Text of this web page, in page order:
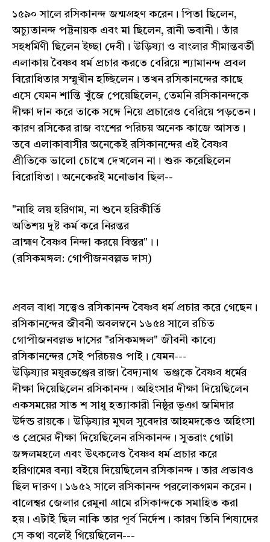
১৫৯০ সালে রসিকানন্দ জন্মগ্রহণ করেন। পিতা ছিলেন,
অচ্যুতানন্দ পট্টনায়ক এবং মা ছিলেন, রানী ভবানী। তাঁর
সহধর্মিণী ছিলেন ইচ্ছা দেবী। উড়িষ্যা ও বাংলার সীমান্তবর্তী
এলাকায় বৈষ্ণব ধর্ম প্রচার করতে বেরিয়ে শ্যামানন্দ প্রবল
বিরোধিতার সম্মুখীন হচ্ছিলেন। তখন রসিকানন্দের কাছে
এসে যেমন শান্তি খুঁজে পেয়েছিলেন, তেমনি রসিকানন্দকে
দীক্ষা দান করে তাকে সঙ্গে নিয়ে প্রচারেও বেরিয়ে পড়তেন।
কারণ রসিকের রাজ বংশের পরিচয় অনেক কাজে আসত।
তবে এলাকাবাসীর অনেকেই রসিকানন্দের এই বৈষ্ণব
প্রীতিকে ভালো চোখে দেখলেন না। শুরু করেছিলেন
বিরোধিতা। অনেকেরই মনোভাব ছিল--
"নাহি লয় হরিণাম, না শুনে হরিকীর্তি
অতিশয় দুষ্ট কর্ম করে নিরন্তর
ব্রাহ্মণ বৈষ্ণব নিন্দা করয়ে বিস্তর"।।
(রসিকমঙ্গল: গোপীজনবল্লভ দাস)
প্রবল বাধা সত্ত্বেও রসিকানন্দ বৈষ্ণব ধর্ম প্রচার করে গেছেন।
রসিকানন্দের জীবনী অবলম্বনে ১৬৫৪ সালে রচিত
গোপীজনবল্লভ দাসের "রসিকমঙ্গল" জীবনী কাব্যে
রসিকানন্দের সেই পরিচয়ও পাই। যেমন---
উড়িষ্যার ময়ূরভঞ্জের রাজা বৈদ্যনাথ ভঞ্জকে বৈষ্ণব ধর্মের
দীক্ষা দিয়েছিলেন রসিকানন্দ। অহিংসার দীক্ষা দিয়েছিলেন
একসময়ের সাত শ সাধু হত্যাকারী নিষ্ঠুর ভূঞা জমিদার
উর্দন্ড রায়কে। উড়িষ্যার মুঘল সুবেদার আহমদকেও অহিংসা
ও প্রেমের দীক্ষা দিয়েছিলেন রসিকানন্দ। সুতরাং গোটা
জঙ্গলমহলে এবং উৎকলেও বৈষ্ণব ধর্ম প্রচার করে
হরিণামের বন্যা বইয়ে দিয়েছিলেন রসিকানন্দ। তার প্রভাবও
ছিল দারুণ। ১৬৫২ সালে রসিকানন্দ পরলোকগমন করেন।
বালেশ্বর জেলার রেমুনা গ্রামে রসিকান্দকে সমাহিত করা
হয়। এটাই ছিল নাকি তার পূর্ব নির্দেশ। কারণ তিনি শিষ্যদের
সে কথা বলেই গিয়েছিলেন---